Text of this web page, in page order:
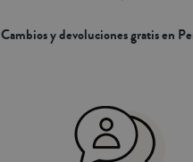
Cambios y devoluciones gratis en